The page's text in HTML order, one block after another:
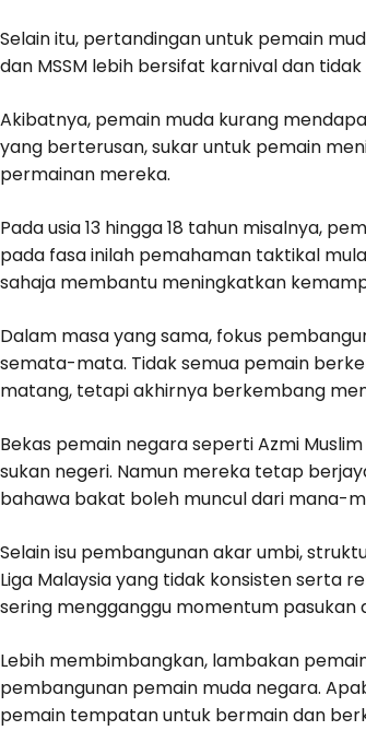
Selain itu, pertandingan untuk pemain
dan MSSM lebih bersifat karnival dan
Akibatnya, pemain muda kurang
yang berterusan, sukar untuk pemain
permainan mereka.
Pada usia 13 hingga 18 tahun misalnya,
pada fasa inilah pemahaman taktikal
sahaja membantu meningkatkan
Dalam masa yang sama, fokus
semata-mata. Tidak semua pemain
matang, tetapi akhirnya berkembang
Bekas pemain negara seperti Azmi
sukan negeri. Namun mereka tetap
bahawa bakat boleh muncul dari mana-
Selain isu pembangunan akar umbi,
Liga Malaysia yang tidak konsisten serta
sering mengganggu momentum pasukan
Lebih membimbangkan, lambakan
pembangunan pemain muda negara.
pemain tempatan untuk bermain dan